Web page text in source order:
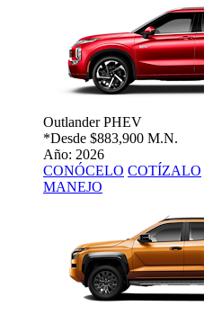
Outlander PHEV
*Desde $883,900 M.N.
Año: 2026
CONÓCELO COTÍZALO
MANEJO